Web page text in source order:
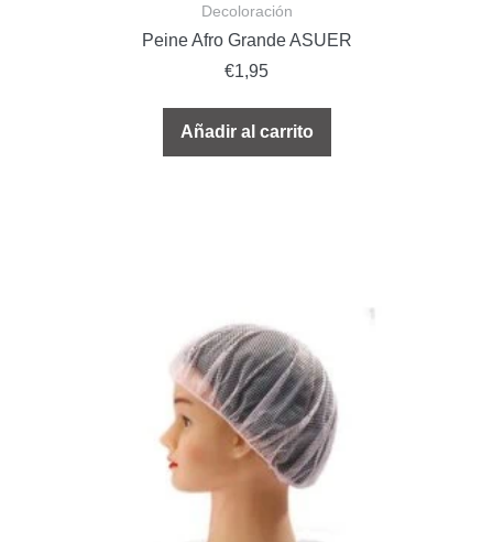
Decoloración
Peine Afro Grande ASUER
€1,95
Añadir al carrito